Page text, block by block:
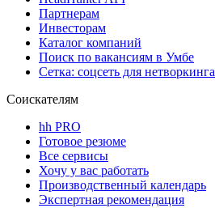
Партнерам
Инвесторам
Каталог компаний
Поиск по вакансиям в Умбе
Сетка: соцсеть для нетворкинга
Соискателям
hh PRO
Готовое резюме
Все сервисы
Хочу у вас работать
Производственный календарь
Экспертная рекомендация